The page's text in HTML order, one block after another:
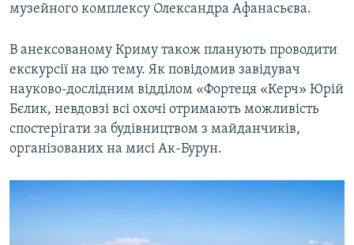
музейного комплексу Олександра Афанасьєва.
В анексованому Криму також планують проводити
екскурсії на цю тему. Як повідомив завідувач
науково-дослідним відділом «Фортеця «Керч» Юрій
Бєлик, невдовзі всі охочі отримають можливість
спостерігати за будівництвом з майданчиків,
організованих на мисі Ак-Бурун.